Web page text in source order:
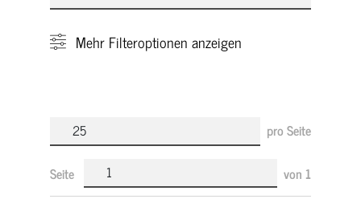
Mehr Filteroptionen anzeigen
pro Seite
Seite von 1